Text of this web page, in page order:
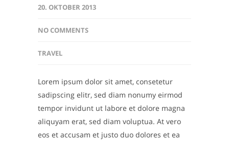
20. OKTOBER 2013
NO COMMENTS
TRAVEL
Lorem ipsum dolor sit amet, consetetur
sadipscing elitr, sed diam nonumy eirmod
tempor invidunt ut labore et dolore magna
aliquyam erat, sed diam voluptua. At vero
eos et accusam et justo duo dolores et ea